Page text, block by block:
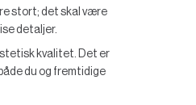
stort; det skal være
detaljer.
kvalitet. Det er
du og fremtidige